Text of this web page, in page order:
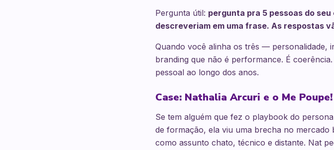
Pergunta útil: pergunta pra 5 pessoas do
descreveriam em uma frase. As respostas
Quando você alinha os três —
branding que não é performance. É
pessoal ao longo dos anos.
Case: Nathalia Arcuri e o Me Poupe!
Se tem alguém que fez o playbook do
de formação, ela viu uma brecha no mercado
como assunto chato, técnico e distante. Nat